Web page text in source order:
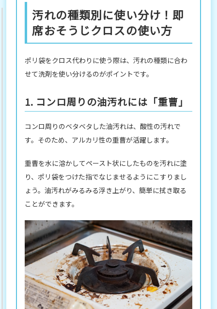
汚れの種類別に使い分け！即
席おそうじクロスの使い方
ポリ袋をクロス代わりに使う際は、汚れの種類に合わ
せて洗剤を使い分けるのがポイントです。
1. コンロ周りの油汚れには「重曹」
コンロ周りのベタベタした油汚れは、酸性の汚れで
す。そのため、アルカリ性の重曹が活躍します。
重曹を水に溶かしてペースト状にしたものを汚れに塗
り、ポリ袋をつけた指でなじませるようにこすりまし
ょう。油汚れがみるみる浮き上がり、簡単に拭き取る
ことができます。